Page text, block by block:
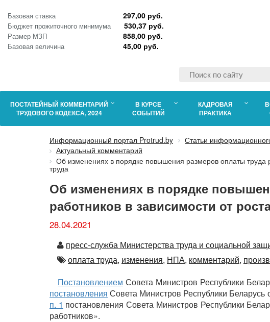
Базовая ставка 297,00 руб.
Бюджет прожиточного минимума 530,37 руб.
Размер МЗП 858,00 руб.
Базовая величина 45,00 руб.
ПОСТАТЕЙНЫЙ КОММЕНТАРИЙ
ТРУДОВОГО КОДЕКСА, 2024
В КУРСЕ
СОБЫТИЙ
КАДРОВАЯ
ПРАКТИКА
Информационный портал Protrud.by Статьи
Актуальный комментарий
Об изменениях в порядке повышения размеров оплаты труда
труда
Об изменениях в порядке
работников в зависимости от
28.04.2021
Автор
пресс-служба Министерства труда и социальной
Автор
оплата труда, изменения, НПА, комментарий,
Постановлением Совета Министров Республики
постановления Совета Министров Республики
п. 1 постановления Совета Министров Республики
работников».